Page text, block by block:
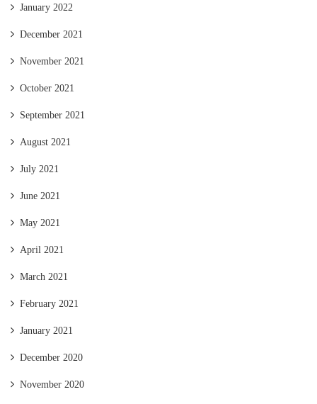
January 2022
December 2021
November 2021
October 2021
September 2021
August 2021
July 2021
June 2021
May 2021
April 2021
March 2021
February 2021
January 2021
December 2020
November 2020